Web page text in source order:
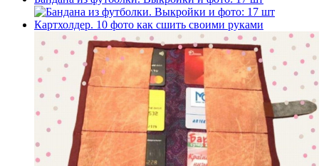
Картхолдер. 10 фото как сшить своими руками